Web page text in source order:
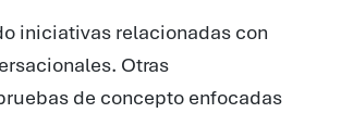
iniciativas relacionadas con
Otras
de concepto enfocadas